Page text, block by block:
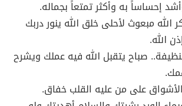
إحساساً به وأكثر تمتعاً بجماله.
الله مبعوث لأحلى خلق الله ينور دربك
الله.
صباح يتقبل الله فيه عملك ويشرح
على من عليه القلب خفاق.